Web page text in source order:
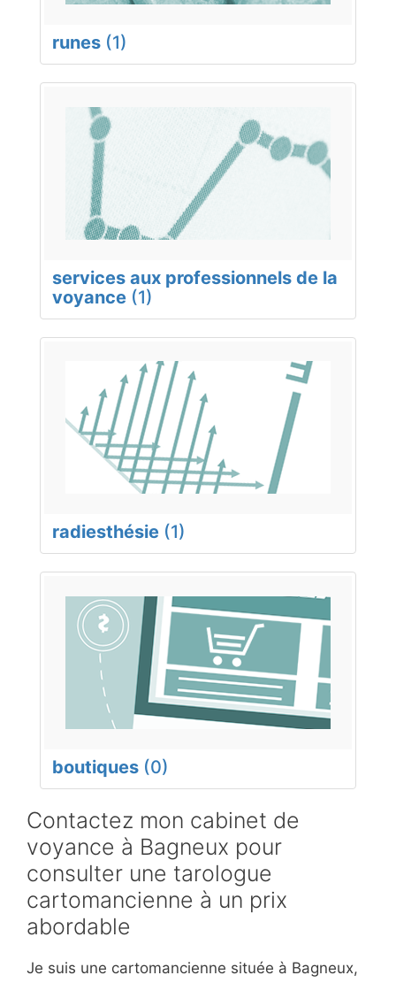
runes (1)
services aux professionnels de la
voyance (1)
radiesthésie (1)
boutiques (0)
Contactez mon cabinet de
voyance à Bagneux pour
consulter une tarologue
cartomancienne à un prix
abordable
Je suis une cartomancienne située à Bagneux,